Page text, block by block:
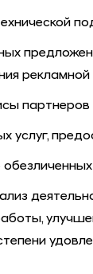
рекламной
партнеров
услуг,